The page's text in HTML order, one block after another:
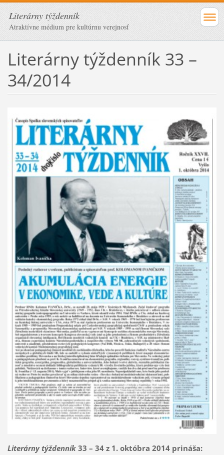
Literárny týždenník
Atraktívne médium pre kultúrnu verejnosť
Literárny týždenník 33 –
34/2014
Literárny týždenník 33 – 34 z 1. októbra 2014 prináša: